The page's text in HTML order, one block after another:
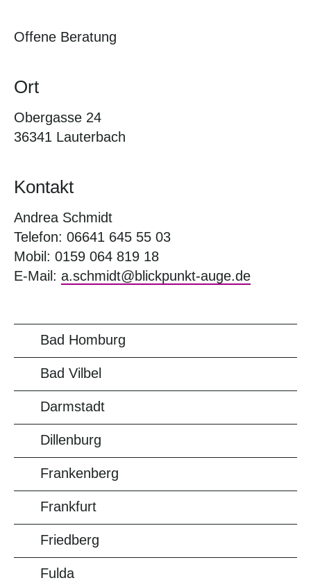
Offene Beratung
Ort
Obergasse 24
36341 Lauterbach
Kontakt
Andrea Schmidt
Telefon: 06641 645 55 03
Mobil: 0159 064 819 18
E-Mail: a.schmidt@blickpunkt-auge.de
Bad Homburg
Bad Vilbel
Darmstadt
Dillenburg
Frankenberg
Frankfurt
Friedberg
Fulda